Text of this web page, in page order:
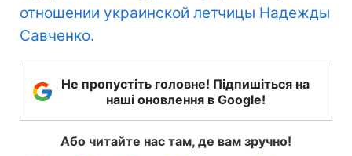
отношении украинской летчицы Надежды
Савченко.
Не пропустіть головне! Підпишіться на
наші оновлення в Google!
Або читайте нас там, де вам зручно!